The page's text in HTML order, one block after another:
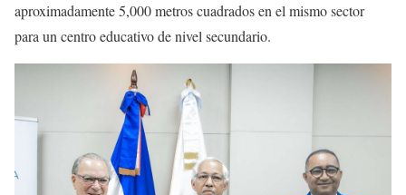
aproximadamente 5,000 metros cuadrados en el mismo sector
para un centro educativo de nivel secundario.